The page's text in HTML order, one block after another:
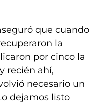
que cuando
la
por cinco la
recién ahí,
necesario un
dejamos listo